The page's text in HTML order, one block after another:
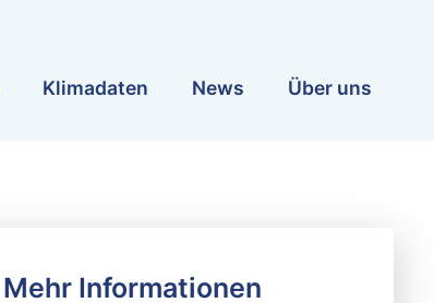
Klimadaten News Über uns
Mehr Informationen